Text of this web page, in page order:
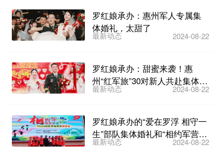
罗红娘承办：惠州军人专属集
体婚礼，太甜了
最新动态 2024-08-22
罗红娘承办：甜蜜来袭！惠
州“红军旅”30对新人共赴集体婚
礼
最新动态 2024-08-22
罗红娘承办的“爱在罗浮 相守一
生”部队集体婚礼和“相约军营
缘定罗浮”军地联...
最新动态 2024-08-22